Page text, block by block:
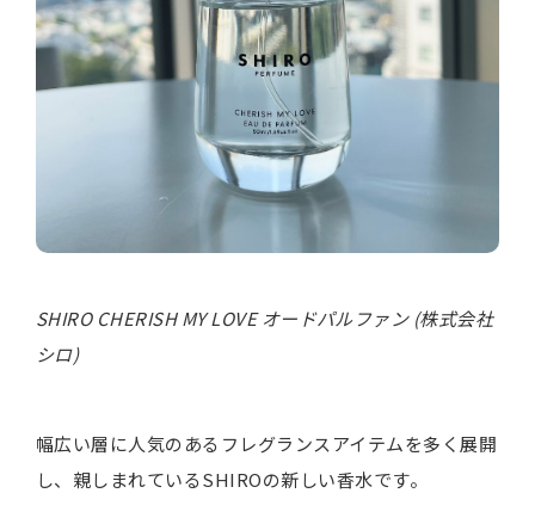
SHIRO CHERISH MY LOVE オードパルファン (株式会社
シロ)
幅広い層に人気のあるフレグランスアイテムを多く展開
し、親しまれているSHIROの新しい香水です。